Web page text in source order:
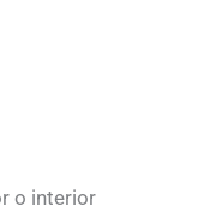
o interior